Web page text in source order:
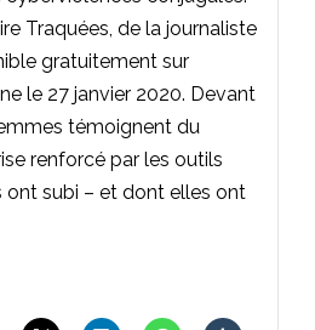
Traquées, de la journaliste
gratuitement sur
le 27 janvier 2020. Devant
témoignent du
renforcé par les outils
ont subi – et dont elles ont